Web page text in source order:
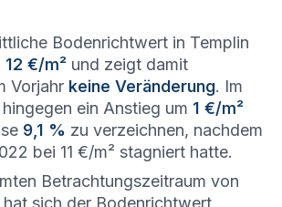
Bodenrichtwert in Templin
12 €/m² und zeigt damit
Vorjahr keine Veränderung. Im
ein Anstieg um 1 €/m²
9,1 % zu verzeichnen, nachdem
bei 11 €/m² stagniert hatte.
Betrachtungszeitraum von
sich der Bodenrichtwert